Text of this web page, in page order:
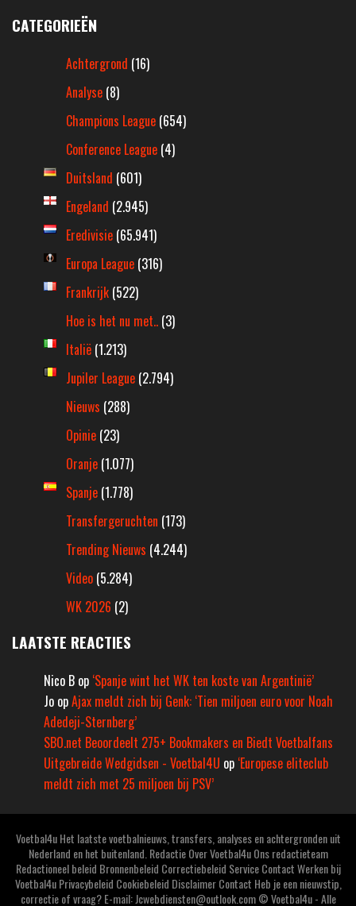
CATEGORIEËN
Achtergrond (16)
Analyse (8)
Champions League (654)
Conference League (4)
Duitsland (601)
Engeland (2.945)
Eredivisie (65.941)
Europa League (316)
Frankrijk (522)
Hoe is het nu met.. (3)
Italië (1.213)
Jupiler League (2.794)
Nieuws (288)
Opinie (23)
Oranje (1.077)
Spanje (1.778)
Transfergeruchten (173)
Trending Nieuws (4.244)
Video (5.284)
WK 2026 (2)
LAATSTE REACTIES
Nico B op ‘Spanje wint het WK ten koste van Argentinië’
Jo opAjax meldt zich bij Genk: ‘Tien miljoen euro voor Noah
Adedeji-Sternberg’
SBO.net Beoordeelt 275+ Bookmakers en Biedt Voetbalfans
Uitgebreide Wedgidsen - Voetbal4U op ‘Europese eliteclub
meldt zich met 25 miljoen bij PSV’
Voetbal4u Het laatste voetbalnieuws, transfers, analyses en achtergronden uit
Nederland en het buitenland. Redactie Over Voetbal4u Ons redactieteam
Redactioneel beleid Bronnenbeleid Correctiebeleid Service Contact Werken bij
Voetbal4u Privacybeleid Cookiebeleid Disclaimer Contact Heb je een nieuwstip,
correctie of vraag? E-mail: Jcwebdiensten@outlook.com © Voetbal4u - Alle